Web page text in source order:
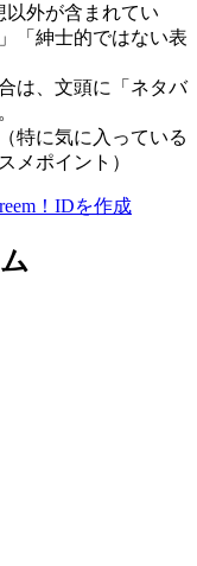
外が含まれてい
「紳士的ではない表
は、文頭に「ネタバ
特に気に入っている
メポイント）
！IDを作成